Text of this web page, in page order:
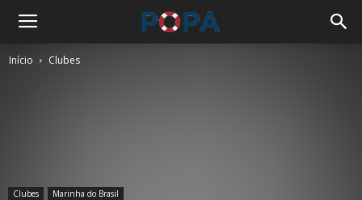
Início Clubes
Clubes Marinha do Brasil